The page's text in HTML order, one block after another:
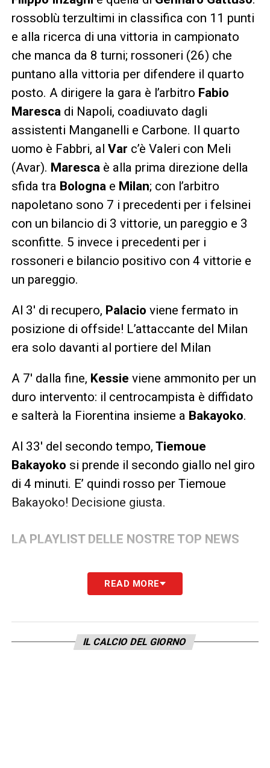
rossoblù terzultimi in classifica con 11 punti
e alla ricerca di una vittoria in campionato
che manca da 8 turni; rossoneri (26) che
puntano alla vittoria per difendere il quarto
posto. A dirigere la gara è l’arbitro Fabio
Marescadi Napoli, coadiuvato dagli
assistenti Manganelli e Carbone. Il quarto
uomo è Fabbri, al Var c’è Valeri con Meli
(Avar). Marescaè alla prima direzione della
sfida tra Bolognae Milan; con l’arbitro
napoletano sono 7 i precedenti per i felsinei
con un bilancio di 3 vittorie, un pareggio e 3
sconfitte. 5 invece i precedenti per i
rossoneri e bilancio positivo con 4 vittorie e
un pareggio.
Al 3′ di recupero, Palacio viene fermato in
posizione di offside! L’attaccante del Milan
era solo davanti al portiere del Milan
A 7′ dalla fine, Kessie viene ammonito per un
duro intervento: il centrocampista è diffidato
e salterà la Fiorentina insieme a Bakayoko.
Al 33′ del secondo tempo, Tiemoue
Bakayoko si prende il secondo giallo nel giro
di 4 minuti. E’ quindi rosso per Tiemoue
Bakayoko! Decisione giusta.
LA PLAYLIST DELLE NOSTRE TOP NEWS
READ MORE
IL CALCIO DEL GIORNO